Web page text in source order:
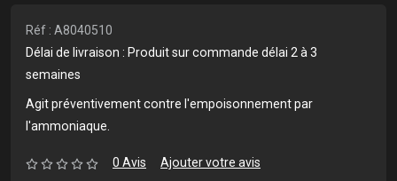
Réf : A8040510
Délai de livraison : Produit sur commande délai 2 à 3
semaines
Agit préventivement contre l'empoisonnement par
l'ammoniaque.
0 Avis Ajouter votre avis